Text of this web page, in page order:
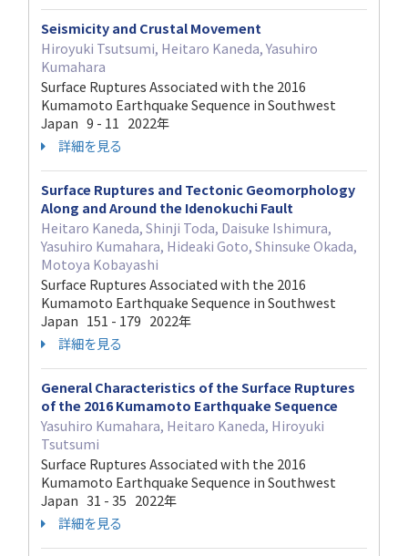
Seismicity and Crustal Movement
Hiroyuki Tsutsumi, Heitaro Kaneda, Yasuhiro
Kumahara
Surface Ruptures Associated with the 2016
Kumamoto Earthquake Sequence in Southwest
Japan 9 - 11 2022年
詳細を見る
Surface Ruptures and Tectonic Geomorphology
Along and Around the Idenokuchi Fault
Heitaro Kaneda, Shinji Toda, Daisuke Ishimura,
Yasuhiro Kumahara, Hideaki Goto, Shinsuke Okada,
Motoya Kobayashi
Surface Ruptures Associated with the 2016
Kumamoto Earthquake Sequence in Southwest
Japan 151 - 179 2022年
詳細を見る
General Characteristics of the Surface Ruptures
of the 2016 Kumamoto Earthquake Sequence
Yasuhiro Kumahara, Heitaro Kaneda, Hiroyuki
Tsutsumi
Surface Ruptures Associated with the 2016
Kumamoto Earthquake Sequence in Southwest
Japan 31 - 35 2022年
詳細を見る